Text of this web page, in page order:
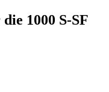
1000 S-SF